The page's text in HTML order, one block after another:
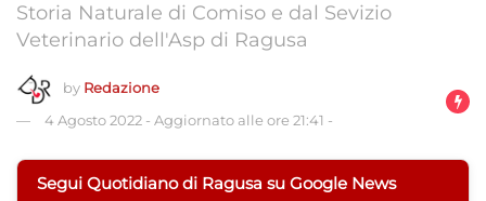
Storia Naturale di Comiso e dal Sevizio
Veterinario dell'Asp di Ragusa
by Redazione
4 Agosto 2022 - Aggiornato alle ore 21:41 -
Segui Quotidiano di Ragusa su Google News